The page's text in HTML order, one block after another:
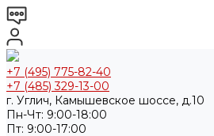
+7 (495) 775-82-40
+7 (485) 329-13-00
г. Углич, Камышевское шоссе, д.10
Пн-Чт: 9:00-18:00
Пт: 9:00-17:00